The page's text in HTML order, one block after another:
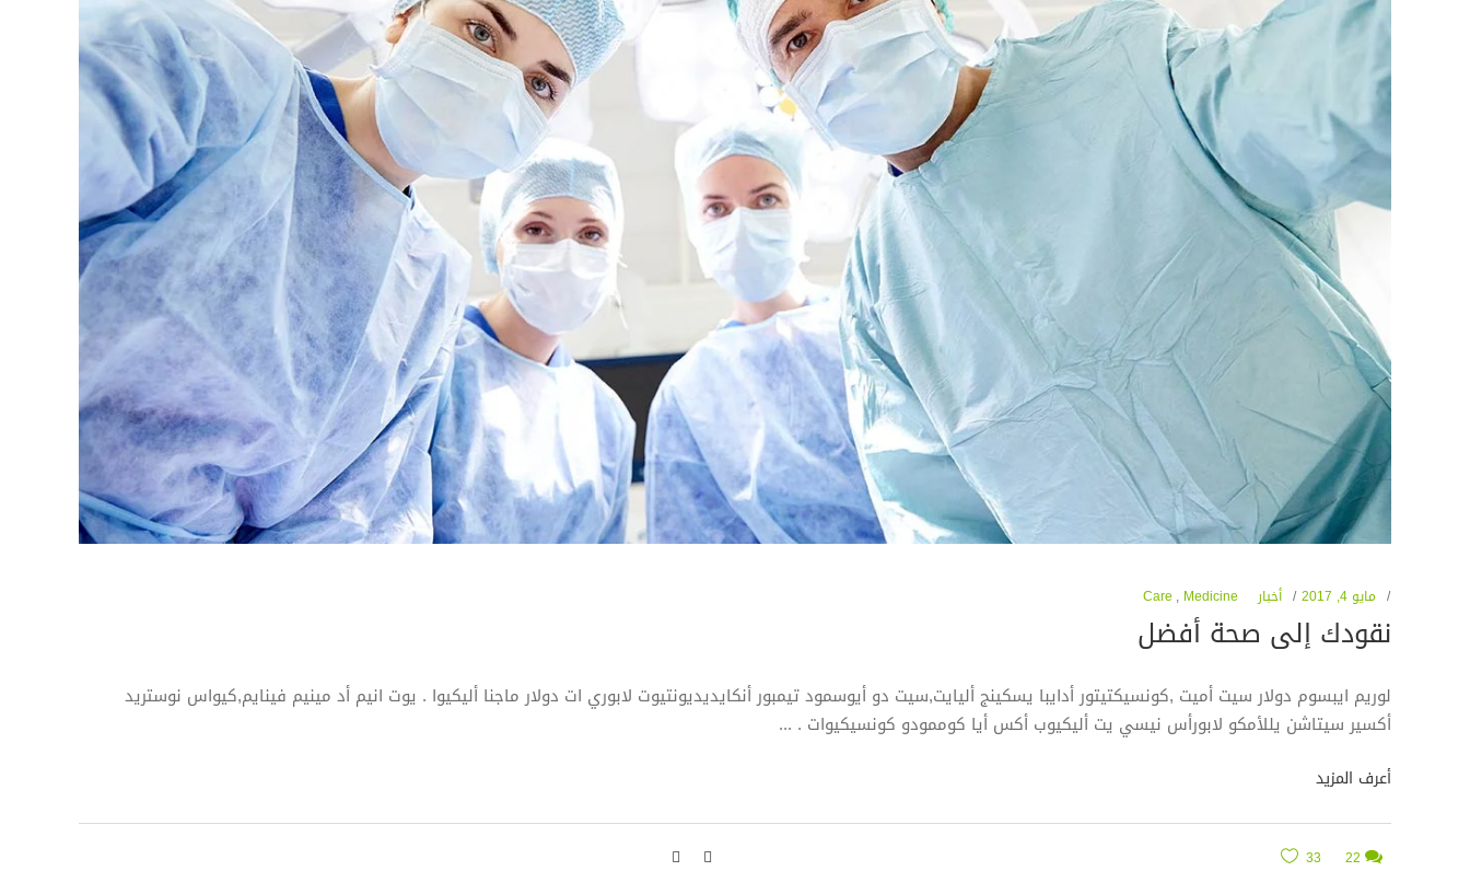
مايو 4, 2017 أخبار Care , Medicine
نقودك إلى صحة أفضل
لوريم ايبسوم دولار سيت أميت ,كونسيكتيتور أدايبا يسكينج أليايت,سيت دو أيوسمود تيمبور أنكايديديونتيوت لابوري ات دولار ماجنا أليكيوا . يوت انيم أد مينيم فينايم,كيواس نوستريد
أكسير سيتاشن يللأمكو لابورأس نيسي يت أليكيوب أكس أيا كوممودو كونسيكيوات .
أعرف المزيد
22
33